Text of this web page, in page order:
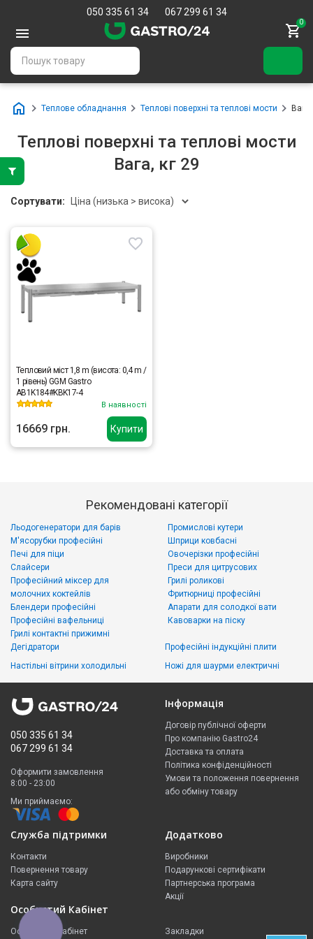
050 335 61 34 067 299 61 34
0
Теплове обладнання Теплові поверхні та теплові мости
Теплові поверхні та теплові мости
Вага, кг 29
Сортувати:
Купити
Тепловий міст 1,8 m (висота: 0,4 m /
1 рівень) GGM Gastro
AB1K184#KBK17-4
В наявності
16669 грн.
Рекомендовані категорії
Льодогенератори для барів
М'ясорубки професійні
Печі для піци
Слайсери
Промислові кутери
Шприци ковбасні
Овочерізки професійні
Преси для цитрусових
Професійний міксер для
молочних коктейлів
Блендери професійні
Професійні вафельниці
Грилі контактні прижимні
Грилі роликові
Фритюрниці професійні
Апарати для солодкої вати
Кавоварки на піску
Дегідратори
Настільні вітрини холодильні
Професійні індукційні плити
Ножі для шаурми електричні
050 335 61 34
067 299 61 34
Оформити замовлення
8:00 - 23:00
Ми приймаємо:
Інформація
Договір публічної оферти
Про компанію Gastro24
Доставка та оплата
Політика конфіденційності
Умови та положення повернення
або обміну товару
Служба підтримки
Контакти
Повернення товару
Карта сайту
Додатково
Виробники
Подарункові сертифікати
Партнерська програма
Акції
Особистий Кабінет
Особистий Кабінет Закладки